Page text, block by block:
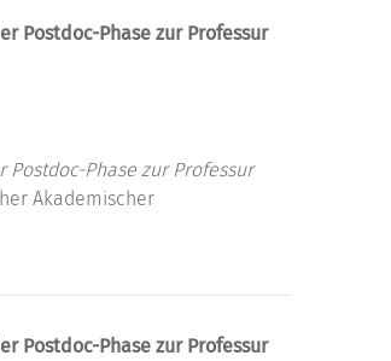
Postdoc-Phase zur Professur
Phase zur Professur
Akademischer
Postdoc-Phase zur Professur